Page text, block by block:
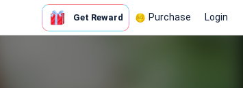
Get Reward Purchase Login